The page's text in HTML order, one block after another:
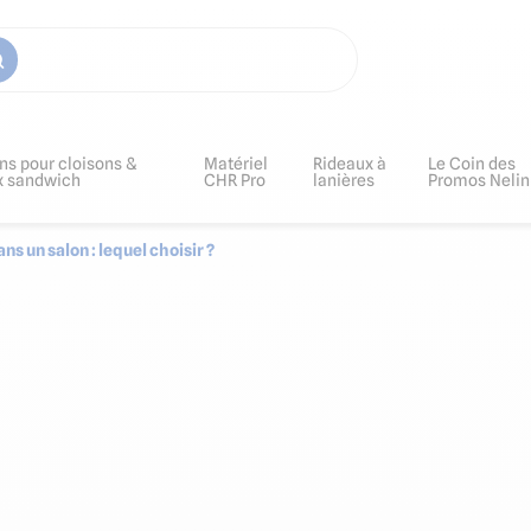
pour cloisons &
sandwich
Matériel
CHR Pro
Rideaux à
lanières
Le Coin des
Promos
un salon : lequel choisir ?